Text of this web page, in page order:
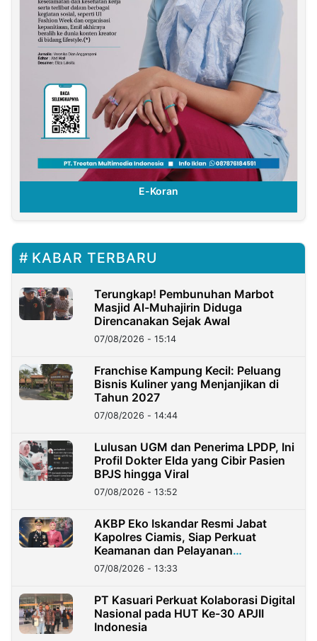
E-Koran
KABAR TERBARU
Terungkap! Pembunuhan Marbot
Masjid Al-Muhajirin Diduga
Direncanakan Sejak Awal
07/08/2026 - 15:14
Franchise Kampung Kecil: Peluang
Bisnis Kuliner yang Menjanjikan di
Tahun 2027
07/08/2026 - 14:44
Lulusan UGM dan Penerima LPDP, Ini
Profil Dokter Elda yang Cibir Pasien
BPJS hingga Viral
07/08/2026 - 13:52
AKBP Eko Iskandar Resmi Jabat
Kapolres Ciamis, Siap Perkuat
Keamanan dan Pelayanan
Masyarakat
07/08/2026 - 13:33
PT Kasuari Perkuat Kolaborasi Digital
Nasional pada HUT Ke-30 APJII
Indonesia